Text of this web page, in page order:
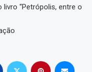
“Petrópolis, entre o